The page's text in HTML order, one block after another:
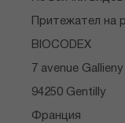
Притежател на
BIOCODEX
7 avenue Gallieny
94250 Gentilly
Франция